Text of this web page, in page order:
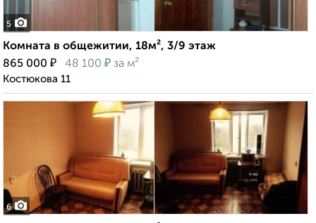
5
Комната в общежитии, 18м², 3/9 этаж
865 000 ₽ 48 100 ₽ за м²
Костюкова 11
6